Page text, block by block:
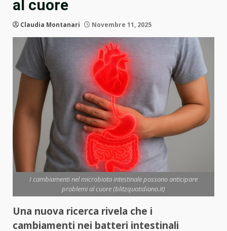
al cuore
Claudia Montanari Novembre 11, 2025
I cambiamenti nel microbiota intestinale possono anticipare
problemi al cuore (blitzquotidiano.it)
Una nuova ricerca rivela che i
cambiamenti nei batteri intestinali